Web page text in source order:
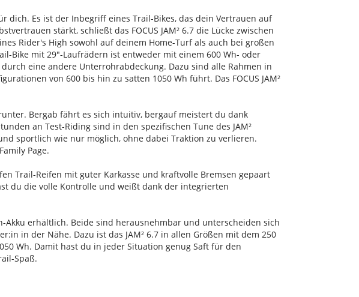
dich. Es ist der Inbegriff eines Trail-Bikes, das dein Vertrauen auf
stärkt, schließt das FOCUS JAM² 6.7 die Lücke zwischen
Rider's High sowohl auf deinem Home-Turf als auch bei großen
Bike mit 29"-Laufrädern ist entweder mit einem 600 Wh- oder
eine andere Unterrohrabdeckung. Dazu sind alle Rahmen in
von 600 bis hin zu satten 1050 Wh führt. Das FOCUS JAM²
Bergab fährt es sich intuitiv, bergauf meistert du dank
an Test-Riding sind in den spezifischen Tune des JAM²
sportlich wie nur möglich, ohne dabei Traktion zu verlieren.
Page.
Trail-Reifen mit guter Karkasse und kraftvolle Bremsen gepaart
du die volle Kontrolle und weißt dank der integrierten
Akku erhältlich. Beide sind herausnehmbar und unterscheiden sich
in der Nähe. Dazu ist das JAM² 6.7 in allen Größen mit dem 250
Wh. Damit hast du in jeder Situation genug Saft für den
Spaß.